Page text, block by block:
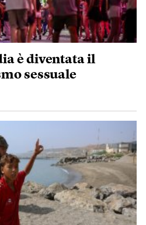
è diventata il
sessuale